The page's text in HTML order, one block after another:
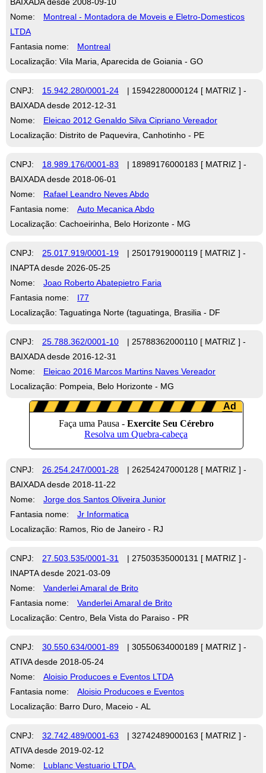
Nome:
Montreal - Montadora de Moveis e Eletro-Domesticos
LTDA
Fantasia nome:
Montreal
Localização: Vila Maria, Aparecida de Goiania - GO
CNPJ: 15.942.280/0001-24
| 15942280000124 [ MATRIZ ] -
BAIXADA desde 2012-12-31
Nome:
Eleicao 2012 Genaldo Silva Cipriano Vereador
Localização: Distrito de Paquevira, Canhotinho - PE
CNPJ: 18.989.176/0001-83
| 18989176000183 [ MATRIZ ] -
BAIXADA desde 2018-06-01
Nome:
Rafael Leandro Neves Abdo
Fantasia nome:
Auto Mecanica Abdo
Localização: Cachoeirinha, Belo Horizonte - MG
CNPJ: 25.017.919/0001-19
| 25017919000119 [ MATRIZ ] -
INAPTA desde 2026-05-25
Nome:
Joao Roberto Abatepietro Faria
Fantasia nome:
I77
Localização: Taguatinga Norte (taguatinga, Brasilia - DF
CNPJ: 25.788.362/0001-10
| 25788362000110 [ MATRIZ ] -
BAIXADA desde 2016-12-31
Nome:
Eleicao 2016 Marcos Martins Naves Vereador
Localização: Pompeia, Belo Horizonte - MG
CNPJ: 26.254.247/0001-28
| 26254247000128 [ MATRIZ ] -
BAIXADA desde 2018-11-22
Nome:
Jorge dos Santos Oliveira Junior
Fantasia nome:
Jr Informatica
Localização: Ramos, Rio de Janeiro - RJ
CNPJ: 27.503.535/0001-31
| 27503535000131 [ MATRIZ ] -
INAPTA desde 2021-03-09
Nome:
Vanderlei Amaral de Brito
Fantasia nome:
Vanderlei Amaral de Brito
Localização: Centro, Bela Vista do Paraiso - PR
CNPJ: 30.550.634/0001-89
| 30550634000189 [ MATRIZ ] -
ATIVA desde 2018-05-24
Nome:
Aloisio Producoes e Eventos LTDA
Fantasia nome:
Aloisio Producoes e Eventos
Localização: Barro Duro, Maceio - AL
CNPJ: 32.742.489/0001-63
| 32742489000163 [ MATRIZ ] -
ATIVA desde 2019-02-12
Nome:
Lublanc Vestuario LTDA.